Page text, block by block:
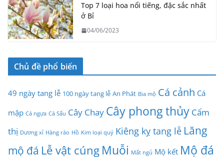
Top 7 loại hoa nổi tiếng, đặc sắc nhất
ở Bỉ
04/06/2023
Chủ đề phổ biến
49 ngày tang lễ 100 ngày tang lễ An Phát Bia mộ Cá cảnh Cá
mập Cá ngựa Cá Sấu Cây Chay Cây phong thủy Cẩm
thị Dương xỉ Hàng rào Hồ Kim loại quý Kiêng kỵ tang lễ Lăng
mộ đá Lễ vật cúng Muỗi Mất ngủ Mộ kết Mộ đá